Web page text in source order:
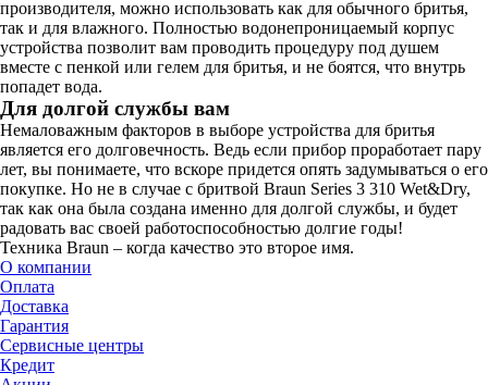
производителя, можно использовать как для обычного бритья,
так и для влажного. Полностью водонепроницаемый корпус
устройства позволит вам проводить процедуру под душем
вместе с пенкой или гелем для бритья, и не боятся, что внутрь
попадет вода.
Для долгой службы вам
Немаловажным факторов в выборе устройства для бритья
является его долговечность. Ведь если прибор проработает пару
лет, вы понимаете, что вскоре придется опять задумываться о его
покупке. Но не в случае с бритвой Braun Series 3 310 Wet&Dry,
так как она была создана именно для долгой службы, и будет
радовать вас своей работоспособностью долгие годы!
Техника Braun – когда качество это второе имя.
О компании
Оплата
Доставка
Гарантия
Сервисные центры
Кредит